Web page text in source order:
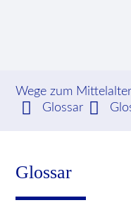
Suchbegriffe
Wege zum Mittelalter
Glossar
Glossar